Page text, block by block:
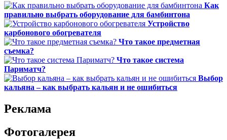
Как
правильно выбрать оборудование для бамбинтона
Устройство
карбонового обогревателя
Что такое предметная
съемка?
Что такое система
Париматч?
Выбор
кальяна – как выбрать кальян и не ошибиться
Реклама
Фотогалерея